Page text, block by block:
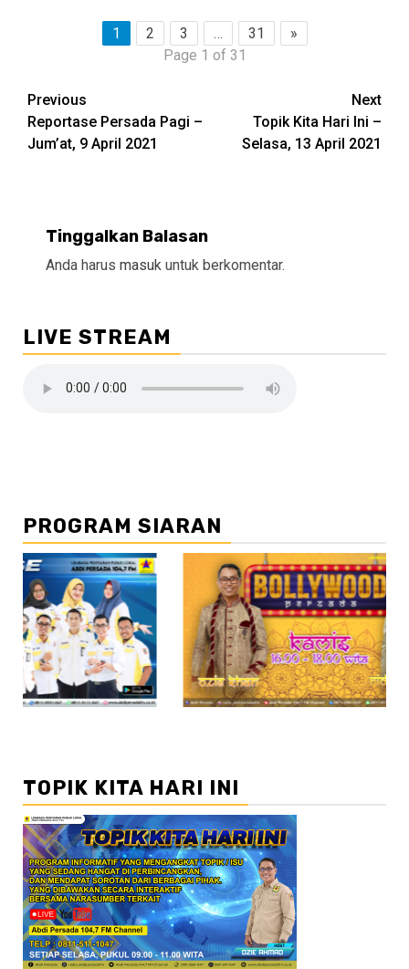
1 2 3 … 31
»
Page 1 of 31
Continue
Reading
Previous
Reportase Persada Pagi –
Jum’at, 9 April 2021
Next
Topik Kita Hari Ini –
Selasa, 13 April 2021
Tinggalkan Balasan
Anda harus masuk untuk berkomentar.
LIVE STREAM
PROGRAM SIARAN
//2 //3
TOPIK KITA HARI INI